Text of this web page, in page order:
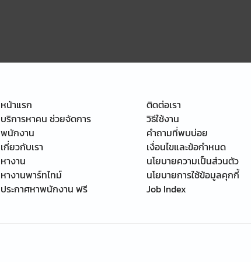
หน้าแรก
บริการหาคน ช่วยจัดการ
พนักงาน
เกี่ยวกับเรา
หางาน
หางานพาร์ทไทม์
ประกาศหาพนักงาน ฟรี
ติดต่อเรา
วิธีใช้งาน
คำถามที่พบบ่อย
เงื่อนไขและข้อกำหนด
นโยบายความเป็นส่วนตัว
นโยบายการใช้ข้อมูลคุกกี้
Job Index